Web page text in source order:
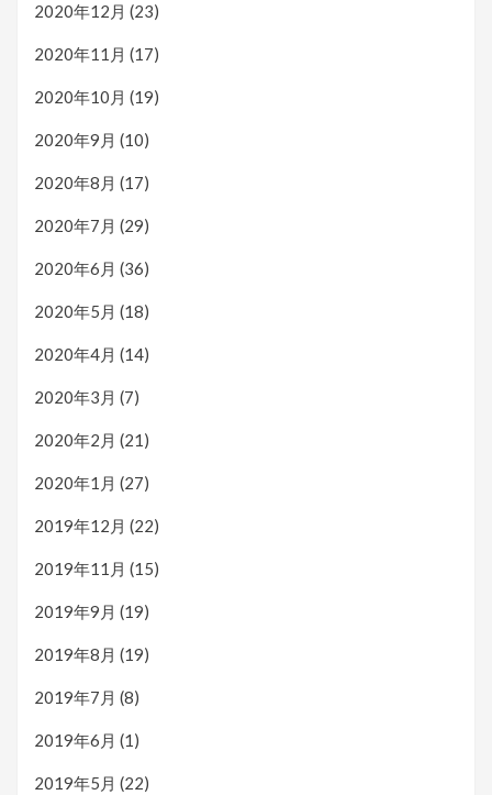
2020年12月 (23)
2020年11月 (17)
2020年10月 (19)
2020年9月 (10)
2020年8月 (17)
2020年7月 (29)
2020年6月 (36)
2020年5月 (18)
2020年4月 (14)
2020年3月 (7)
2020年2月 (21)
2020年1月 (27)
2019年12月 (22)
2019年11月 (15)
2019年9月 (19)
2019年8月 (19)
2019年7月 (8)
2019年6月 (1)
2019年5月 (22)